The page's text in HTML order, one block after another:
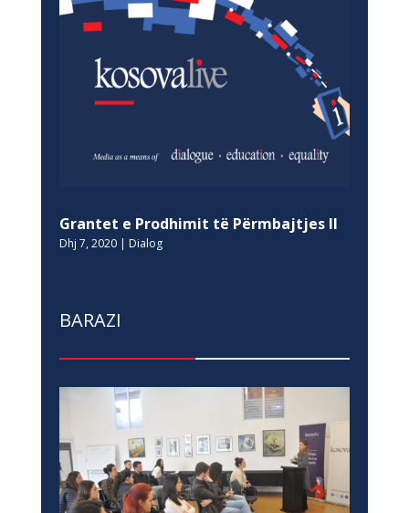
Grantet e Prodhimit të Përmbajtjes II
Dhj 7, 2020| Dialog
BARAZI